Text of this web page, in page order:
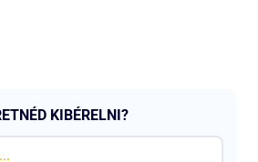
KIBÉRELNI?